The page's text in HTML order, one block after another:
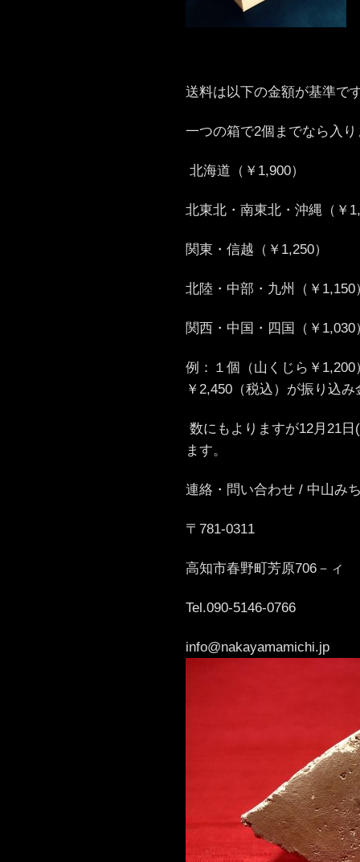
送料は以下の金額が基準で
一つの箱で2個までな
北海道（￥1,900）
北東北・南東北・沖縄（￥
関東・信越（￥1,250）
北陸・中部・九州（￥1,150
関西・中国・四国（￥
例：１個（山くじら￥
￥2,450（税込）が振り込
数にもよりますが12月21
ます。
連絡・問い合わせ / 中山み
〒781-0311
高知市春野町芳原706－ィ
Tel.090-5146-0766
info@nakayamamichi.jp